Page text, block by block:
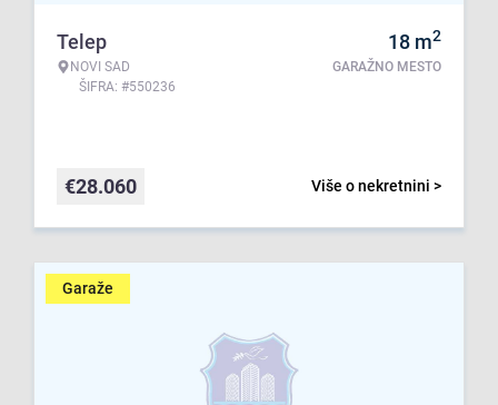
Telep
NOVI SAD
ŠIFRA: #550236
18 m2
GARAŽNO MESTO
Više o nekretnini >
€28.060
Garaže